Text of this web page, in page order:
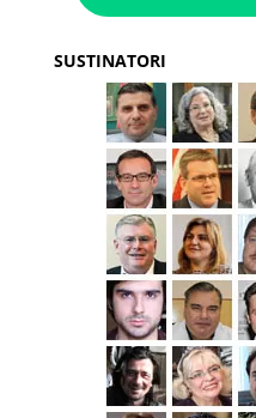
SUSTINATORI